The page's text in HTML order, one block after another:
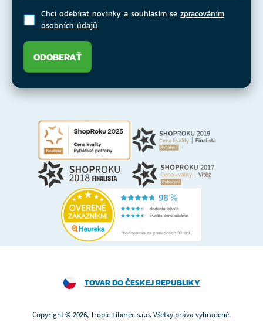
Chci odebírat novinky a souhlasím se zpracováním
osobních údajů
ODOBERAŤ
TOVAR DO ČESKEJ REPUBLIKY
Copyright © 2026, Tropic Liberec s.r.o. Všetky práva vyhradené.